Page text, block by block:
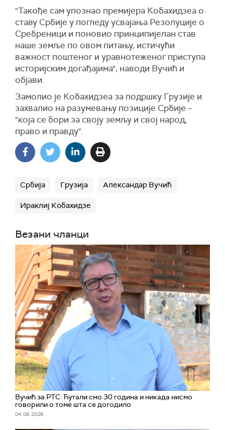
"Такође сам упознао премијера Кобахидзеа о
ставу Србије у погледу усвајања Резолуције о
Сребреници и поновио принципијелан став
наше земље по овом питању, истичући
важност поштеног и уравнотеженог приступа
историјским догађајима", наводи Вучић и
објави.
Замолио је Кобахидзеа за подршку Грузије и
захвалио на разумевању позиције Србије –
"која се бори за своју земљу и свој народ,
право и правду".
Србија Грузија Александар Вучић
Ираклиј Кобахидзе
Везани чланци
Вучић за РТС: Ћутали смо 30 година и никада нисмо
говорили о томе шта се догодило
04. 08. 2026.